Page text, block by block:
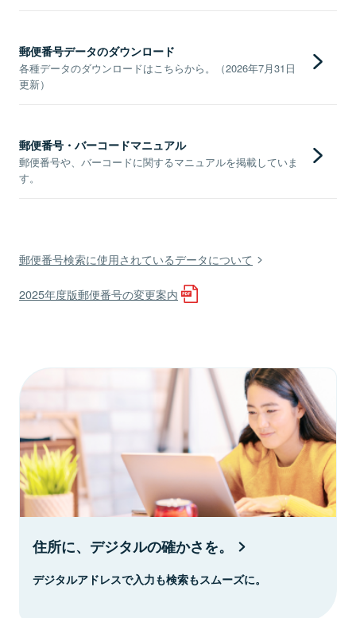
郵便番号データのダウンロード
各種データのダウンロードはこちらから。（2026年7月31日
更新）
郵便番号・バーコードマニュアル
郵便番号や、バーコードに関するマニュアルを掲載していま
す。
郵便番号検索に使用されているデータについて
2025年度版郵便番号の変更案内
住所に、デジタルの確かさを。
デジタルアドレスで入力も検索もスムーズに。